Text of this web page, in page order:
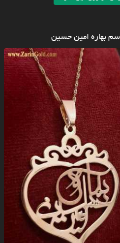
بهاره امین حسین